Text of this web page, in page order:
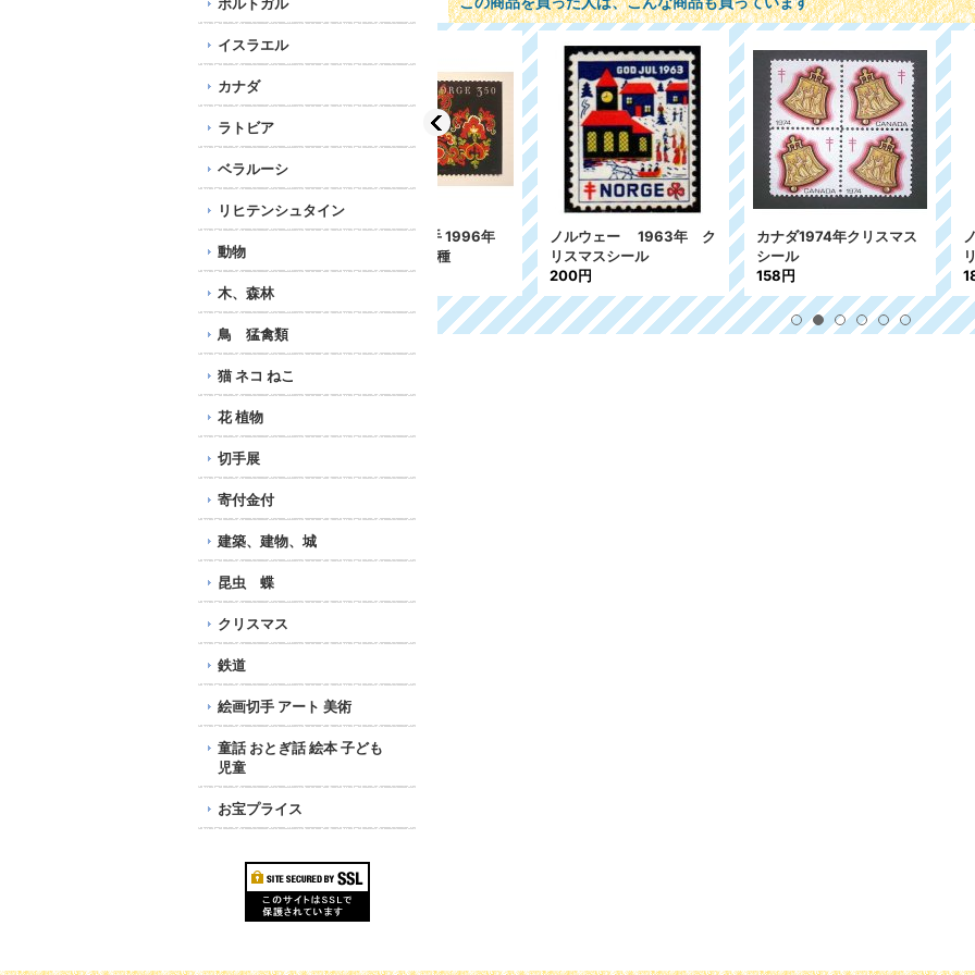
イスラエル
カナダ
ラトビア
ベラルーシ
リヒテンシュタイン
動物
木、森林
鳥 猛禽類
猫 ネコ ねこ
花 植物
切手展
寄付金付
建築、建物、城
昆虫 蝶
クリスマス
鉄道
絵画切手 アート 美術
童話 おとぎ話 絵本 子ども
児童
お宝プライス
ノルウェー切手 1996年
ノルウェー 1963年 ク
200円
カナダ1974年クリスマス
ノルウェー 1966年 ク
リスマスシール
ノルウェー
マス 2種